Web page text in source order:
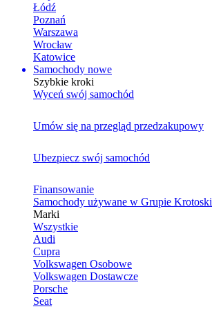
Łódź
Poznań
Warszawa
Wrocław
Katowice
Samochody nowe
Szybkie kroki
Wyceń swój samochód
Umów się na przegląd przedzakupowy
Ubezpiecz swój samochód
Finansowanie
Samochody używane w Grupie Krotoski
Marki
Wszystkie
Audi
Cupra
Volkswagen Osobowe
Volkswagen Dostawcze
Porsche
Seat